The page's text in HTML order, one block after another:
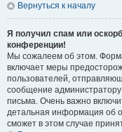
Вернуться к началу
Я получил спам или
конференции!
Мы сожалеем об этом.
включает меры
пользователей,
сообщение
письма. Очень важно
детальная информация об
сможет в этом случае